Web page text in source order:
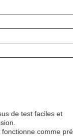
de test faciles et
comme